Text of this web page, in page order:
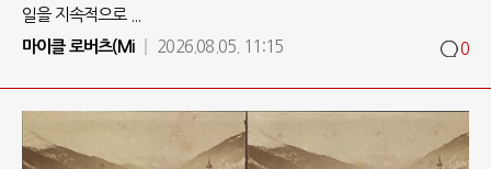
일을 지속적으로 ...
마이클 로버츠(Mi
2026.08.05. 11:15 0